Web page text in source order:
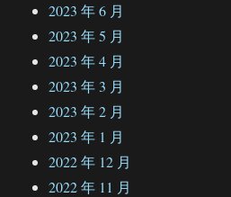
2023 年 6 月
2023 年 5 月
2023 年 4 月
2023 年 3 月
2023 年 2 月
2023 年 1 月
2022 年 12 月
2022 年 11 月